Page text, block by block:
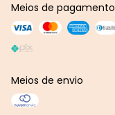
Meios de pagamento
Meios de envio